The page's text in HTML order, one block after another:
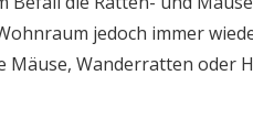
jedoch immer
Mäuse, Wanderratten oder